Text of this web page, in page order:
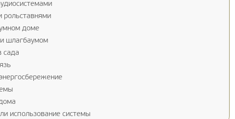
доме
шлагбаумом
сада
использование системы